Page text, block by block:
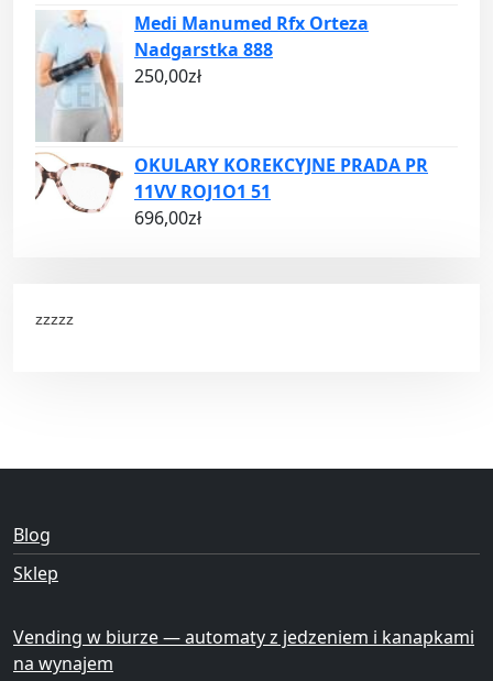
Medi Manumed Rfx Orteza
Nadgarstka 888
250,00zł
OKULARY KOREKCYJNE PRADA PR
11VV ROJ1O1 51
696,00zł
zzzzz
Blog
Sklep
Vending w biurze — automaty z jedzeniem i kanapkami
na wynajem